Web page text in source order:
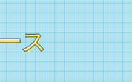
ス
ス